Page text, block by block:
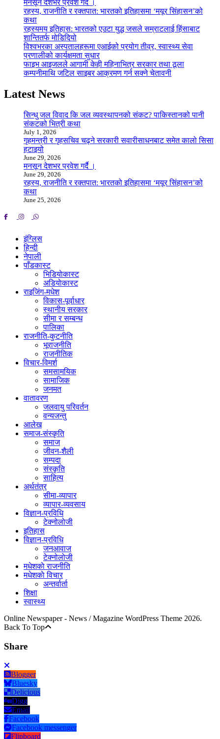
मनसून देशभर प्रवेश गर्दै ।
रहस्य, राजनीति र रक्तपात: भारतको इतिहासमा ‘मयूर सिंहासन’को
कथा
रहस्यमय इतिहास: भारतको एउटा युद्ध जसले सम्राटलाई हिंसाबाट
शान्तितर्फ मोडिदियो
विश्वभरका अस्पतालहरूमा एआईको प्रयोग तीव्र, स्वास्थ्य सेवा
प्रणालीको कार्यक्षमता सुधार
फाइभ आइजलले आगामी केही महिनाभित्र सरकार तथा ठूला
कम्पनीमाथि जटिल साइबर आक्रमण गर्न सक्ने चेतावनी
Latest News
सिन्धु जल विवाद कि जल व्यवस्थापनको संकट? पाकिस्तानको पानी
संकटको भित्री कथा
July 1, 2026
गृहमन्त्री र गृहसचिव चढ्ने सरकारी सवारीसाधनबाट समेत कालो सिसा
हटाइयो
June 29, 2026
मनसून देशभर प्रवेश गर्दै ।
June 29, 2026
रहस्य, राजनीति र रक्तपात: भारतको इतिहासमा ‘मयूर सिंहासन’को
कथा
June 25, 2026
इंग्लिस
हिन्दी
नेपाली
पाँडकास्ट
भिडियाेकास्ट
अडियाेकास्ट
राइजिंग-मधेश
विकास-पूर्वाधार
स्थानीय सरकार
सीमा र सम्बन्ध
पालिका
राजनीति-कुटनीति
भूराजनीति
राजनीतिक
विचार-विमर्श
समसामयिक
सामाजिक
जनमत
वातावरण
जलवायु परिवर्तन
वन्यजन्तु
आलेख
समाज-संस्कृति
समाज
जीवन-शैली
सम्पदा
संस्कृति
साहित्य
अर्थतंत्र
सीमा-व्यापार
व्यापार-व्यवसाय
विज्ञान-प्रविधि
टेक्नोलोजी
इतिहास
विज्ञान-प्रविधि
जनआवाज
टेक्नोलोजी
मधेशकाे राजनीति
मधेशकाे विचार
अन्तर्वार्ता
शिक्षा
स्वास्थ्य
Online Newspaper - News / Magazine WordPress Theme 2026.
Back To Top
Share
Blogger
Bluesky
Delicious
Digg
Email
Facebook
Facebook messenger
Flipboard